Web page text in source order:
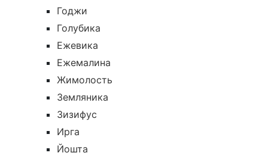
Годжи
Голубика
Ежевика
Ежемалина
Жимолость
Земляника
Зизифус
Ирга
Йошта